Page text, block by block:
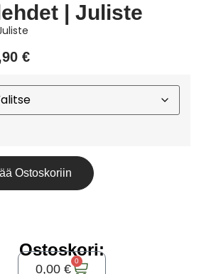
| Juliste
€
Ostoskoriin
Ostoskori:
0,00 €
0